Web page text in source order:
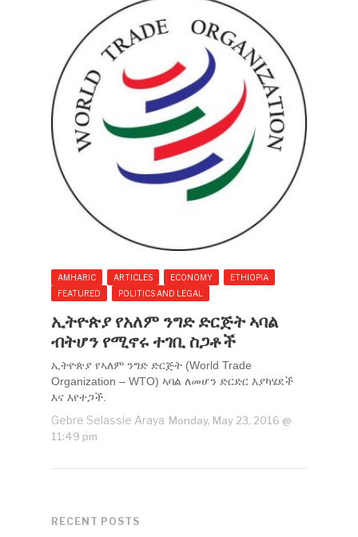
AMHARIC ARTICLES ECONOMY
ETHIOPIA
FEATURED
POLITICS AND LEGAL
ኢትዮጵያ የአለም ንግድ ድርጅት ኣባል
ብትሆን የሚኖሩ ተገቢ ስጋቶች
ኢትዮጵያ የኣለም ንግድ ድርጅት (World Trade
Organization – WTO) ኣባል ለመሆን ድርድር እያካሄደች
እና እየተጋች.
Gebre Selassie Araya Monday, May 23, 2016 @
11:49 pm
RECENT POSTS